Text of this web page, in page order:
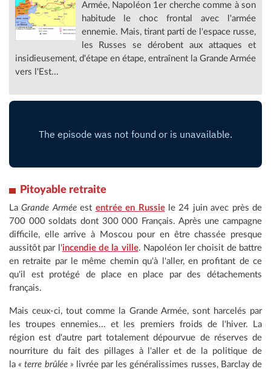
Armée, Napoléon 1er cherche comme à son
habitude le choc frontal avec l'armée
ennemie. Mais, tirant parti de l'espace russe,
les Russes se dérobent aux attaques et
insidieusement, d'étape en étape, entraînent la Grande Armée
vers l'Est...
Pitoyable retraite
LaGrande Arméeest entrée en Russiele 24 juin avec près de
700 000 soldats dont 300 000 Français. Après une campagne
difficile, elle arrive à Moscou pour en être chassée presque
aussitôt par l'incendie de la ville. Napoléon Ier choisit de battre
en retraite par le même chemin qu'à l'aller, en profitant de ce
qu'il est protégé de place en place par des détachements
français.
Mais ceux-ci, tout comme la Grande Armée, sont harcelés par
les troupes ennemies... et les premiers froids de l'hiver. La
région est d'autre part totalement dépourvue de réserves de
nourriture du fait des pillages à l'aller et de la politique de
la« terre brûlée » livrée par les généralissimes russes, Barclay de